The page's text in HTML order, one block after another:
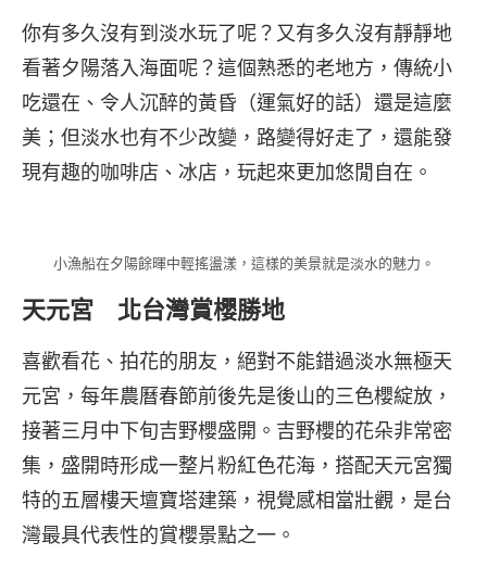
你有多久沒有到淡水玩了呢？又有多久沒有靜靜地
看著夕陽落入海面呢？這個熟悉的老地方，傳統小
吃還在、令人沉醉的黃昏（運氣好的話）還是這麼
美；但淡水也有不少改變，路變得好走了，還能發
現有趣的咖啡店、冰店，玩起來更加悠閒自在。
小漁船在夕陽餘暉中輕搖盪漾，這樣的美景就是淡水的魅力。
天元宮 北台灣賞櫻勝地
喜歡看花、拍花的朋友，絕對不能錯過淡水無極天
元宮，每年農曆春節前後先是後山的三色櫻綻放，
接著三月中下旬吉野櫻盛開。吉野櫻的花朵非常密
集，盛開時形成一整片粉紅色花海，搭配天元宮獨
特的五層樓天壇寶塔建築，視覺感相當壯觀，是台
灣最具代表性的賞櫻景點之一。